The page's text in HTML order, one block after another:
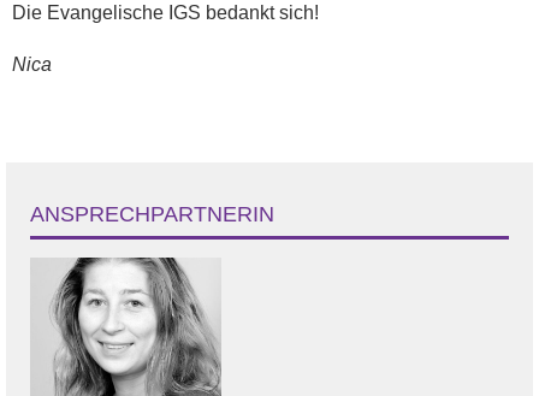
Die Evangelische IGS bedankt sich!
Nica
ANSPRECHPARTNERIN